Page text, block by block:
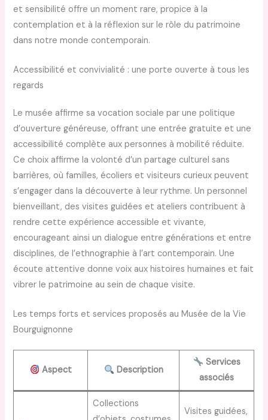
et sensibilité offre un moment rare, propice à la
contemplation et à la réflexion sur le rôle du patrimoine
dans notre monde contemporain.
Accessibilité et convivialité : une porte ouverte à tous les
regards
Le musée affirme sa vocation sociale par une politique
d’ouverture généreuse, offrant une entrée gratuite et une
accessibilité complète aux personnes à mobilité réduite.
Ce choix affirme la volonté d’un partage culturel sans
barrières, où familles, écoliers et visiteurs curieux peuvent
s’engager dans la découverte à leur rythme. Un personnel
bienveillant, des visites guidées et ateliers contribuent à
rendre cette expérience accessible et vivante,
encourageant ainsi un dialogue entre générations et entre
disciplines, de l’ethnographie à l’art contemporain. Une
écoute attentive donne voix aux histoires humaines et fait
vibrer le patrimoine au sein de chaque visite.
Les temps forts et services proposés au Musée de la Vie
Bourguignonne
Aspect Description
Services
associés
Collections
Visites guidées,